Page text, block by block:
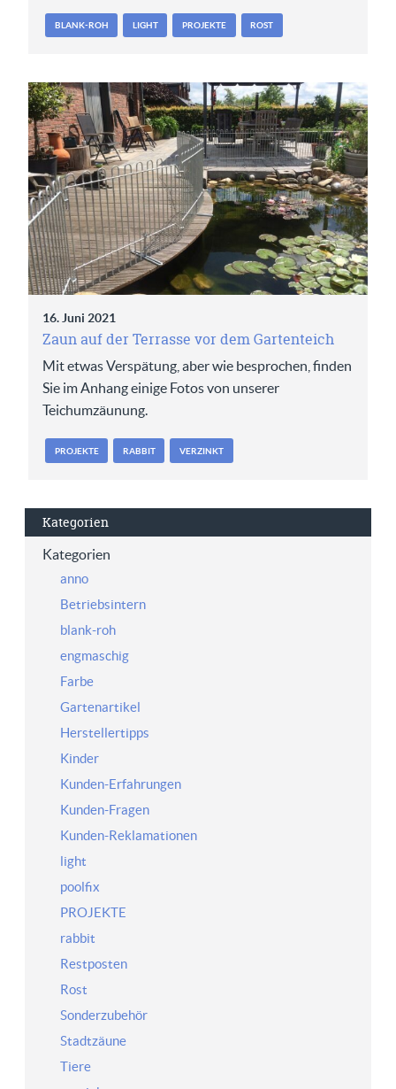
BLANK-ROH LIGHT PROJEKTE ROST
16. Juni 2021
Zaun auf der Terrasse vor dem Gartenteich
Mit etwas Verspätung, aber wie besprochen, finden
Sie im Anhang einige Fotos von unserer
Teichumzäunung.
PROJEKTE RABBIT VERZINKT
Kategorien
Kategorien
anno
Betriebsintern
blank-roh
engmaschig
Farbe
Gartenartikel
Herstellertipps
Kinder
Kunden-Erfahrungen
Kunden-Fragen
Kunden-Reklamationen
light
poolfix
PROJEKTE
rabbit
Restposten
Rost
Sonderzubehör
Stadtzäune
Tiere